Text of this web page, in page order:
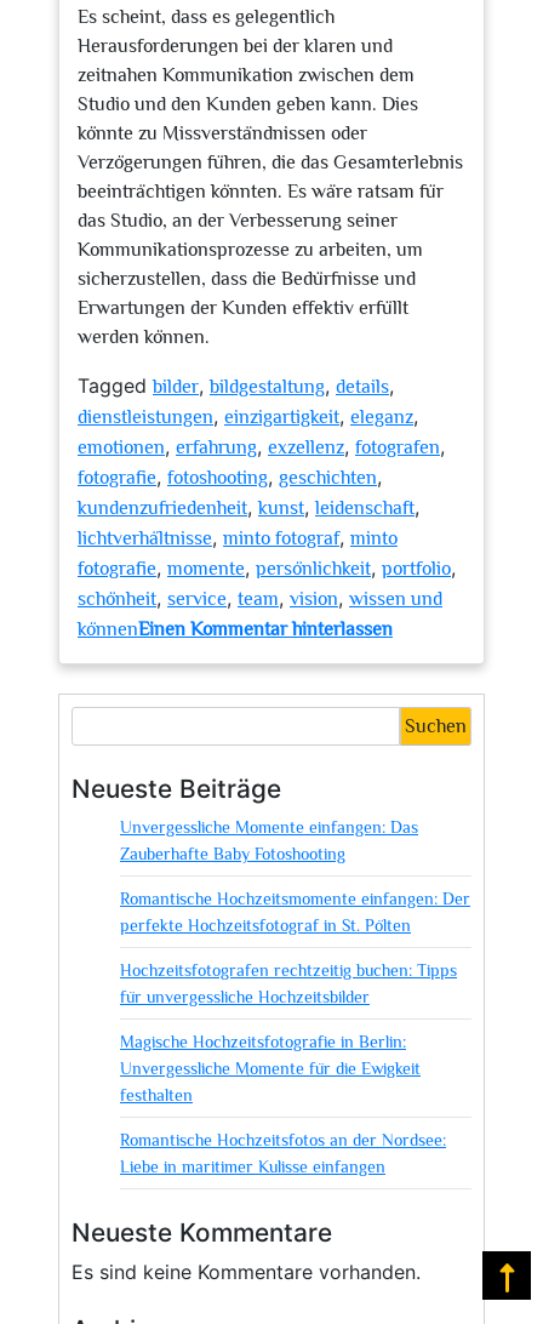
Es scheint, dass es gelegentlich
Herausforderungen bei der klaren und
zeitnahen Kommunikation zwischen dem
Studio und den Kunden geben kann. Dies
könnte zu Missverständnissen oder
Verzögerungen führen, die das Gesamterlebnis
beeinträchtigen könnten. Es wäre ratsam für
das Studio, an der Verbesserung seiner
Kommunikationsprozesse zu arbeiten, um
sicherzustellen, dass die Bedürfnisse und
Erwartungen der Kunden effektiv erfüllt
werden können.
Taggedbilder,bildgestaltung, details,
dienstleistungen, einzigartigkeit, eleganz,
emotionen, erfahrung, exzellenz, fotografen,
fotografie, fotoshooting, geschichten,
kundenzufriedenheit,kunst,leidenschaft,
lichtverhältnisse, minto fotograf, minto
fotografie, momente, persönlichkeit, portfolio,
schönheit, service, team, vision, wissen und
könnenEinen Kommentar hinterlassenzu
Welt
von
Einzigartige
festgehalten
Suchen
Neueste Beiträge
Unvergessliche Momente einfangen: Das
Zauberhafte Baby Fotoshooting
Romantische Hochzeitsmomente einfangen: Der
perfekte Hochzeitsfotograf in St. Pölten
Hochzeitsfotografen rechtzeitig buchen: Tipps
für unvergessliche Hochzeitsbilder
Magische Hochzeitsfotografie in Berlin:
Unvergessliche Momente für die Ewigkeit
festhalten
Romantische Hochzeitsfotos an der Nordsee:
Liebe in maritimer Kulisse einfangen
Neueste Kommentare
Es sind keine Kommentare vorhanden.